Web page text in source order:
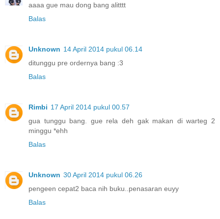
aaaa gue mau dong bang alitttt
Balas
Unknown 14 April 2014 pukul 06.14
ditunggu pre ordernya bang :3
Balas
Rimbi 17 April 2014 pukul 00.57
gua tunggu bang. gue rela deh gak makan di warteg 2
minggu *ehh
Balas
Unknown 30 April 2014 pukul 06.26
pengeen cepat2 baca nih buku..penasaran euyy
Balas